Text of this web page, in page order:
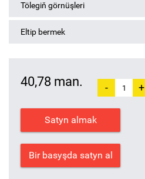
Tölegiň görnüşleri
Eltip bermek
40,78 man. - +
Satyn almak
Bir basyşda satyn al